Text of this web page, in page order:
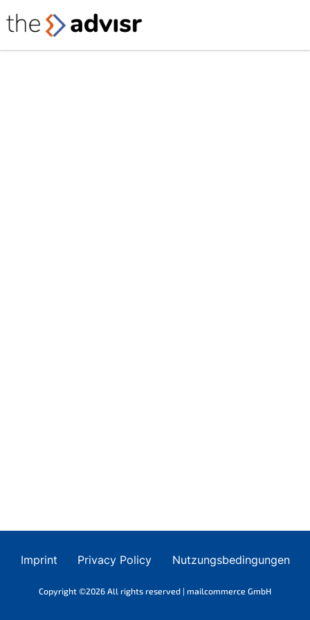
Imprint Privacy Policy Nutzungsbedingungen
Copyright ©2026 All rights reserved | mailcommerce GmbH